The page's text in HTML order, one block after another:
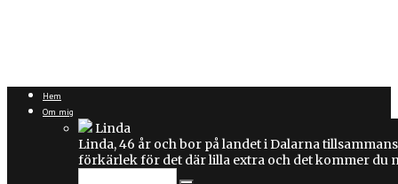
Hem
Om mig
Linda
Linda, 46 år och bor på landet i Dalarna
förkärlek för det där lilla extra och det kommer du